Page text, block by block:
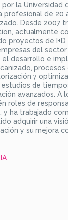
la Universidad
profesional de 20
Desde 2007
actualmente
proyectos de I+D
del sector
el desarrollo e
procesos
y
de
avanzados. A
roles de
ha trabajado
adquirir una
y su mejora